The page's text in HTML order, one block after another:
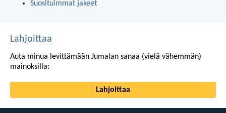
Suosituimmat jakeet
Lahjoittaa
Auta minua levittämään Jumalan sanaa (vielä vähemmän)
mainoksilla:
Lahjoittaa